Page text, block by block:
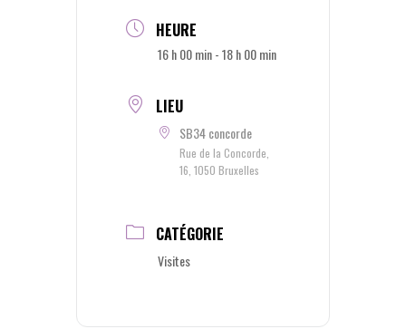
HEURE
16 h 00 min - 18 h 00 min
LIEU
SB34 concorde
Rue de la Concorde,
16, 1050 Bruxelles
CATÉGORIE
Visites